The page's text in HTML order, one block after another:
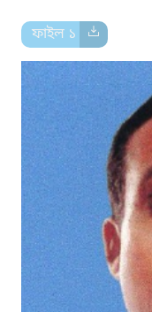
ফাইল ১